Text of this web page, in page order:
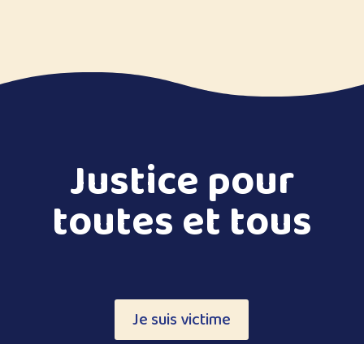
Justice pour
toutes et tous
Je suis victime